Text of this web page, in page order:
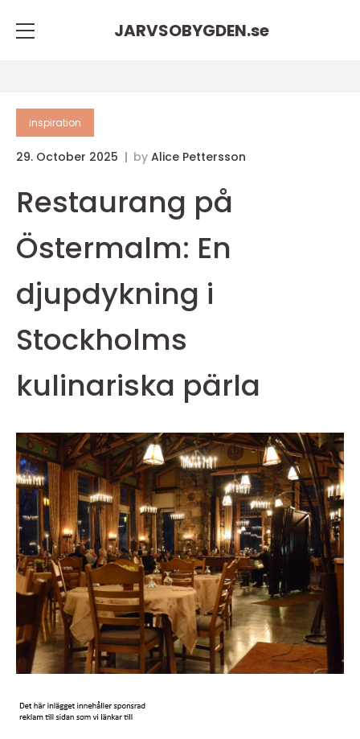
JARVSOBYGDEN.se
inspiration
29. October 2025 by Alice Pettersson
Restaurang på
Östermalm: En
djupdykning i
Stockholms
kulinariska pärla